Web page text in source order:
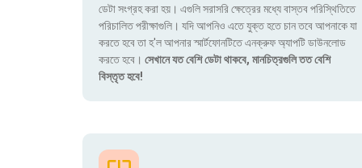
ডেটা সংগ্রহ করা হয়। এগুলি সরাসরি ক্ষেত্রের মধ্যে বাস্তব পরিস্থিতিতে
পরিচালিত পরীক্ষাগুলি। যদি আপনিও এতে যুক্ত হতে চান তবে আপনাকে যা
করতে হবে তা হ'ল আপনার স্মার্টফোনটিতে এনক্রুফ অ্যাপটি ডাউনলোড
করতে হবে। সেখানে যত বেশি ডেটা থাকবে, মানচিত্রগুলি তত বেশি
বিস্তৃত হবে!